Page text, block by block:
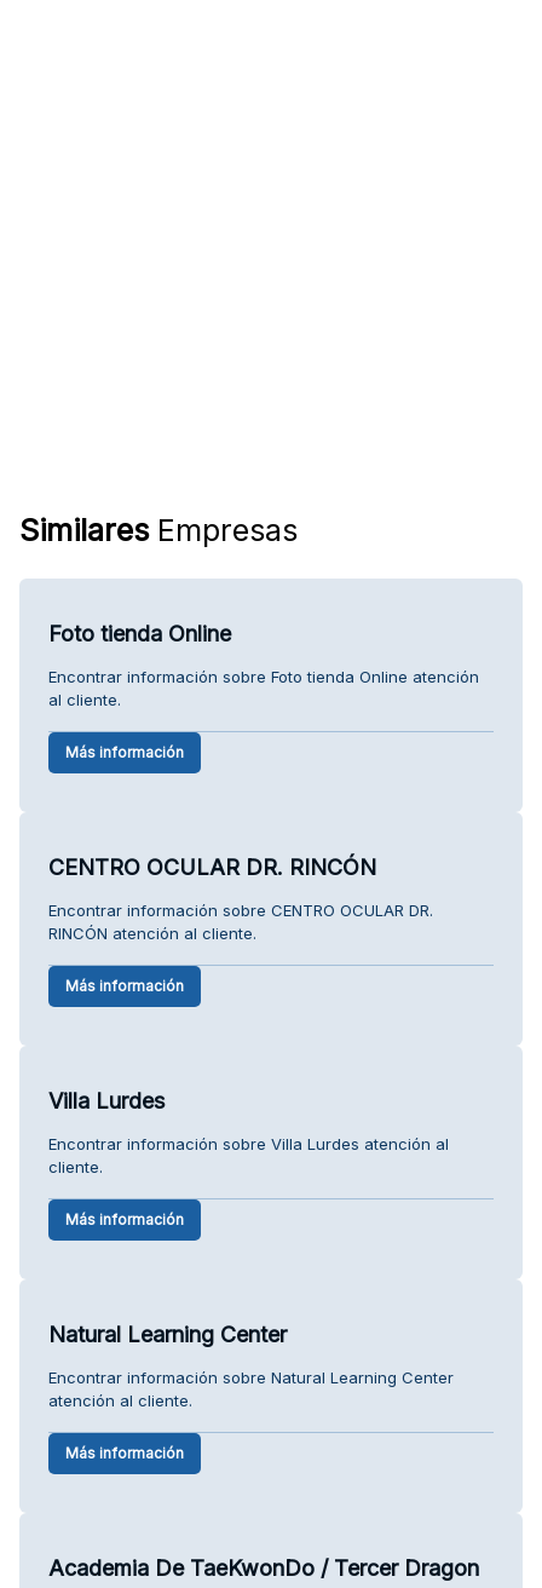
SimilaresEmpresas
Foto tienda Online
Encontrar información sobre Foto tienda Online atención
al cliente.
Más información
CENTRO OCULAR DR. RINCÓN
Encontrar información sobre CENTRO OCULAR DR.
RINCÓN atención al cliente.
Más información
Villa Lurdes
Encontrar información sobre Villa Lurdes atención al
cliente.
Más información
Natural Learning Center
Encontrar información sobre Natural Learning Center
atención al cliente.
Más información
Academia De TaeKwonDo / Tercer Dragon